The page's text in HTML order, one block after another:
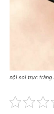
nội soi trực tràng